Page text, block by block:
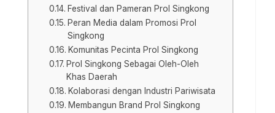
Festival dan Pameran Prol Singkong
Peran Media dalam Promosi Prol
Singkong
Komunitas Pecinta Prol Singkong
Prol Singkong Sebagai Oleh-Oleh
Khas Daerah
Kolaborasi dengan Industri Pariwisata
Membangun Brand Prol Singkong